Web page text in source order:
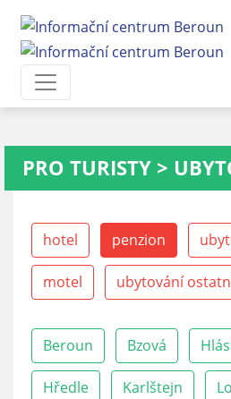
PRO TURISTY >
hotel penzion
motel ubytování
Beroun Bzová
Hředle Karlštejn